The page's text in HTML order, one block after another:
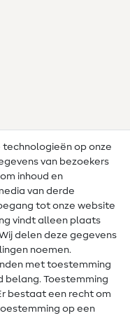
technologieën op onze
van bezoekers
inhoud en
van derde
tot onze website
vindt alleen plaats
delen deze gegevens
noemen.
met toestemming
belang. Toestemming
bestaat een recht om
op een